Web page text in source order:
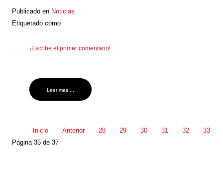
Publicado en Noticias
Etiquetado como
¡Escribe el primer comentario!
Leer más ...
Inicio Anterior 28 29 30 31 32
33
Página 35 de 37